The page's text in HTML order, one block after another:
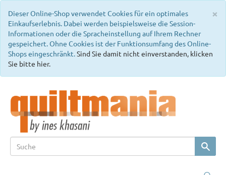
×
Dieser Online-Shop verwendet Cookies für ein optimales
Einkaufserlebnis. Dabei werden beispielsweise die Session-
Informationen oder die Spracheinstellung auf Ihrem Rechner
gespeichert. Ohne Cookies ist der Funktionsumfang des Online-
Shops eingeschränkt.Sind Sie damit nicht einverstanden, klicken
Sie bitte hier.